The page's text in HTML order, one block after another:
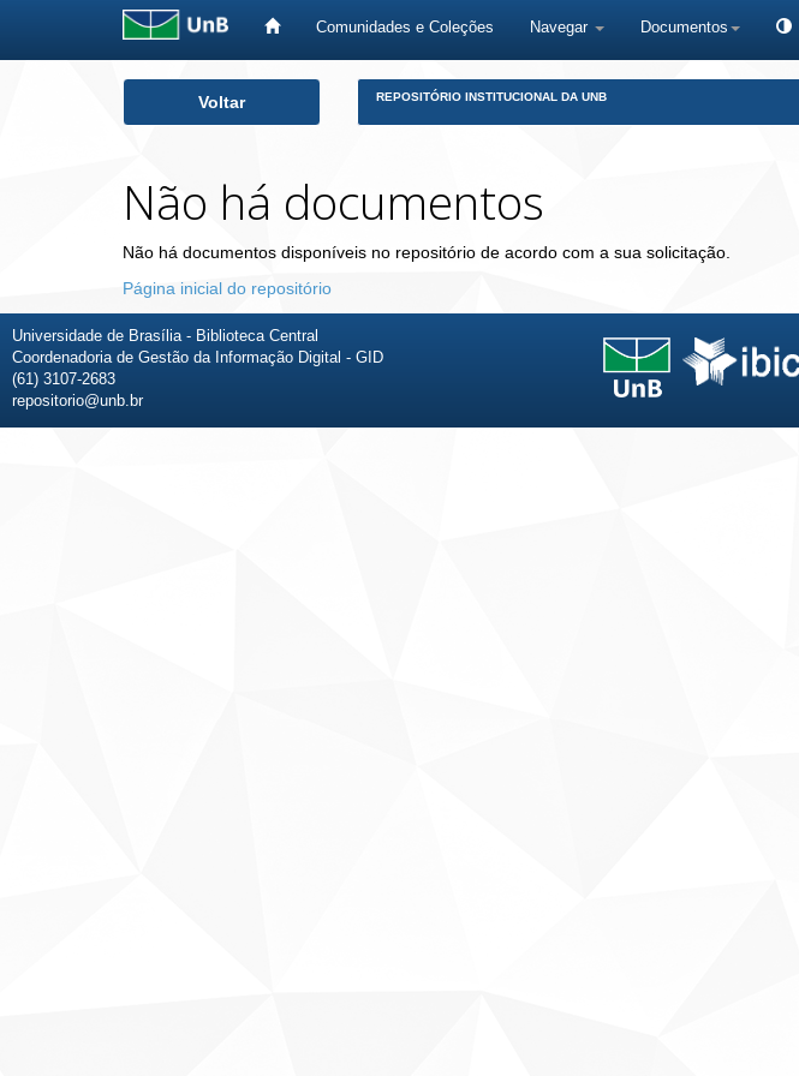
Comunidades e Coleções Navegar Documentos
Voltar REPOSITÓRIO INSTITUCIONAL DA UNB
Não há documentos
Não há documentos disponíveis no repositório de acordo com a sua solicitação.
Página inicial do repositório
Universidade de Brasília - Biblioteca Central
Coordenadoria de Gestão da Informação Digital - GID
(61) 3107-2683
repositorio@unb.br